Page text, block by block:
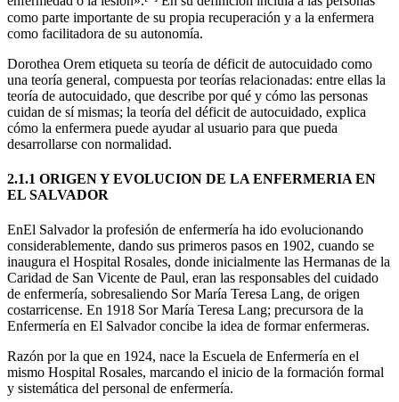
como parte importante de su propia recuperación y a la enfermera
como facilitadora de su autonomía.
Dorothea Orem etiqueta su teoría de déficit de autocuidado como
una teoría general, compuesta por teorías relacionadas: entre ellas la
teoría de autocuidado, que describe por qué y cómo las personas
cuidan de sí mismas; la teoría del déficit de autocuidado, explica
cómo la enfermera puede ayudar al usuario para que pueda
desarrollarse con normalidad.
2.1.1 ORIGEN Y EVOLUCION DE LA ENFERMERIA EN
EL SALVADOR
EnEl Salvador la profesión de enfermería ha ido evolucionando
considerablemente, dando sus primeros pasos en 1902, cuando se
inaugura el Hospital Rosales, donde inicialmente las Hermanas de la
Caridad de San Vicente de Paul, eran las responsables del cuidado
de enfermería, sobresaliendo Sor María Teresa Lang, de origen
costarricense. En 1918 Sor María Teresa Lang; precursora de la
Enfermería en El Salvador concibe la idea de formar enfermeras.
Razón por la que en 1924, nace la Escuela de Enfermería en el
mismo Hospital Rosales, marcando el inicio de la formación formal
y sistemática del personal de enfermería.